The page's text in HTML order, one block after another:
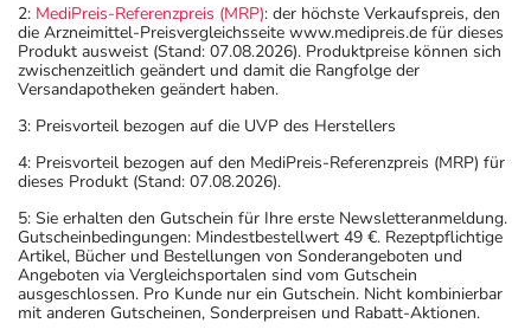
2: MediPreis-Referenzpreis (MRP): der höchste Verkaufspreis, den
die Arzneimittel-Preisvergleichsseite www.medipreis.de für dieses
Produkt ausweist (Stand: 07.08.2026). Produktpreise können sich
zwischenzeitlich geändert und damit die Rangfolge der
Versandapotheken geändert haben.
3: Preisvorteil bezogen auf die UVP des Herstellers
4: Preisvorteil bezogen auf den MediPreis-Referenzpreis (MRP) für
dieses Produkt (Stand: 07.08.2026).
5: Sie erhalten den Gutschein für Ihre erste Newsletteranmeldung.
Gutscheinbedingungen: Mindestbestellwert 49 €. Rezeptpflichtige
Artikel, Bücher und Bestellungen von Sonderangeboten und
Angeboten via Vergleichsportalen sind vom Gutschein
ausgeschlossen. Pro Kunde nur ein Gutschein. Nicht kombinierbar
mit anderen Gutscheinen, Sonderpreisen und Rabatt-Aktionen.